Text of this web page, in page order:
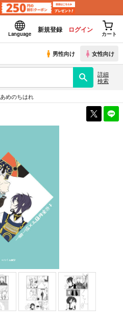
Language
新規登録 ログイン
カート
男性向け 女性向け
詳細
検索
あめのちはれ